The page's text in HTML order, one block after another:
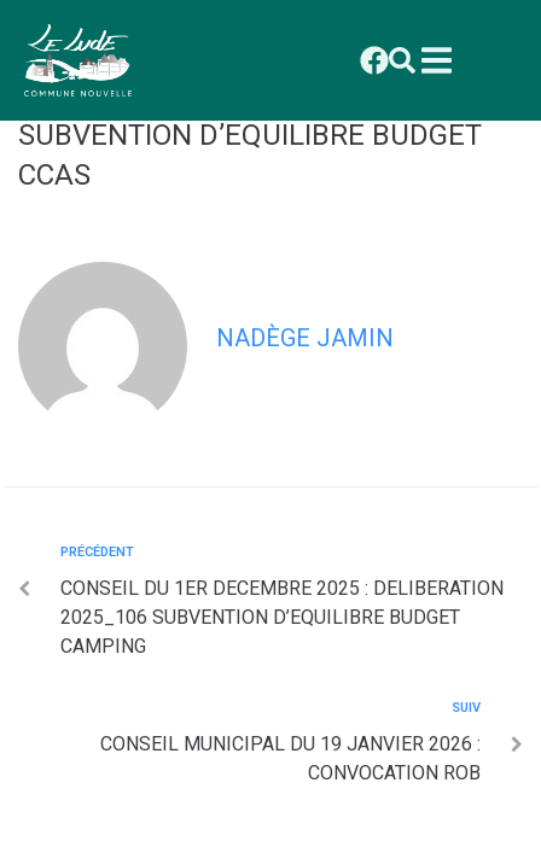
principal
CONSEIL DU 1ER DECEMBRE 2025 :
DELIBERATION 2025_107
SUBVENTION D’EQUILIBRE BUDGET
CCAS
NADÈGE JAMIN
PRÉCÉDENT
CONSEIL DU 1ER DECEMBRE 2025 : DELIBERATION
2025_106 SUBVENTION D’EQUILIBRE BUDGET
CAMPING
SUIV
CONSEIL MUNICIPAL DU 19 JANVIER 2026 :
CONVOCATION ROB